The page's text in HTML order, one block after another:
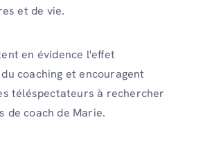
et de vie.
en évidence l'effet
coaching et encouragent
téléspectateurs à rechercher
de coach de Marie.